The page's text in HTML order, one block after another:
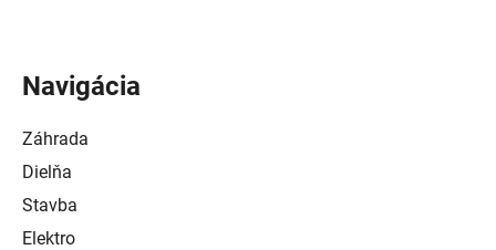
Navigácia
Záhrada
Dielňa
Stavba
Elektro